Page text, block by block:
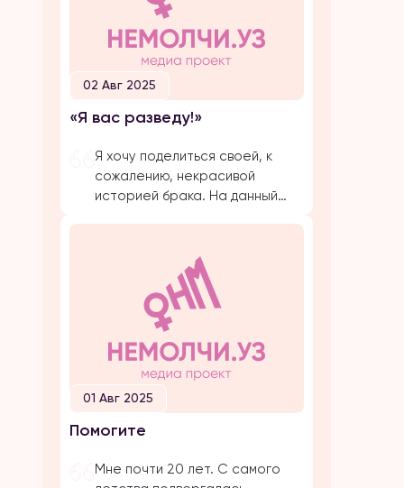
02 Авг 2025
«Я вас разведу!»
Я хочу поделиться своей, к
сожалению, некрасивой
историей брака. На данный
подвергаюсь публичной
травле, оскорблениям и
обвинениям в убийстве брата
своего супруга. Расскажу все
с начала… Я вышла замуж по
большой любви. Супруг меня
добивался несколько лет,
затем мы встречались почти 5
лет и он мне сделал
предложение. Мы […]
01 Авг 2025
Помогите
Мне почти 20 лет. С самого